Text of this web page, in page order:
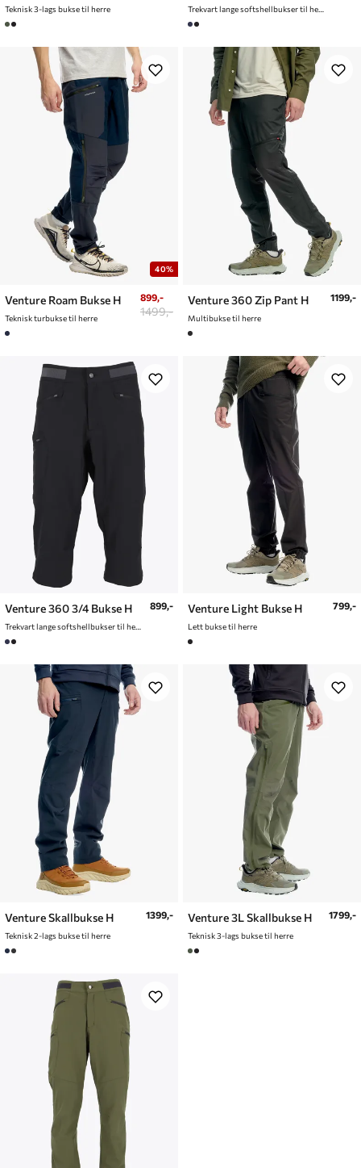
Teknisk 3-lags bukse til herre Trekvart lange softshellbukser til herre
40%
Venture Roam Bukse H
Teknisk turbukse til herre
899,-
1499,-
Venture 360 Zip Pant H
Multibukse til herre
1199,-
Venture 360 3/4 Bukse H
Trekvart lange softshellbukser til herre
899,- Venture Light Bukse H
Lett bukse til herre
799,-
Venture Skallbukse H
Teknisk 2-lags bukse til herre
1399,- Venture 3L Skallbukse H
Teknisk 3-lags bukse til herre
1799,-